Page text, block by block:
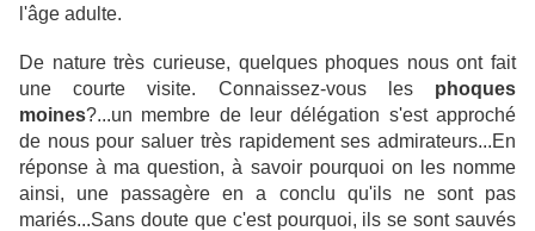
l'âge adulte.
De nature très curieuse, quelques phoques nous ont fait
une courte visite. Connaissez-vous les phoques
moines?...un membre de leur délégation s'est approché
de nous pour saluer très rapidement ses admirateurs...En
réponse à ma question, à savoir pourquoi on les nomme
ainsi, une passagère en a conclu qu'ils ne sont pas
mariés...Sans doute que c'est pourquoi, ils se sont sauvés